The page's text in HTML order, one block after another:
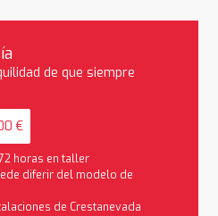
de que siempre
€
horas en taller
diferir del modelo de
de Crestanevada